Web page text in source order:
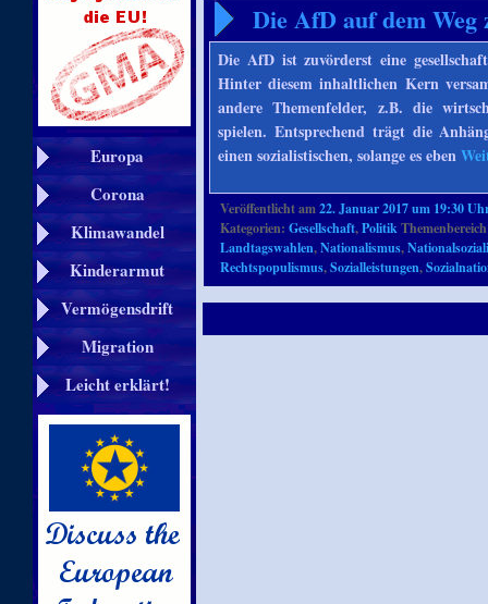
Europa
Corona
Klimawandel
Kinderarmut
Vermögensdrift
Migration
Leicht erklärt!
Die AfD auf dem
Die AfD ist zuvörderst eine
Hinter diesem inhaltlichen Kern
andere Themenfelder, z.B. die
spielen. Entsprechend trägt die
einen sozialistischen, solange es eben
Veröffentlicht am22. Januar 2017 um 19:30
Kategorien:Gesellschaft,Politik
Landtagswahlen,Nationalismus,
Rechtspopulismus,Sozialleistungen,